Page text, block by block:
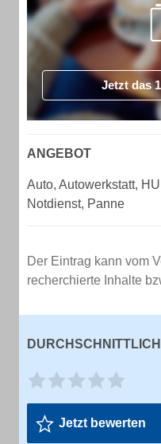
Jetzt das
ANGEBOT
Auto, Autowerkstatt,
Notdienst, Panne
Der Eintrag kann vom
recherchierte Inhalte
Jetzt bewerten